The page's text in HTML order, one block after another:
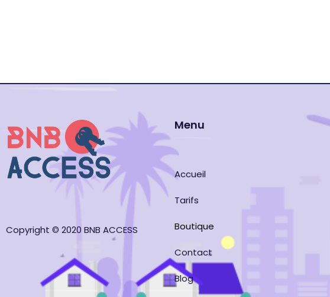
Copyright © 2020 BNB ACCESS
Menu
Accueil
Tarifs
Boutique
Contact
Blog